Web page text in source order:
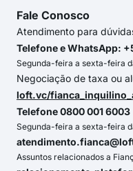
Fale Conosco
Atendimento para
Telefone e WhatsApp:
Segunda-feira a sexta-feira
Negociação de taxa ou
loft.vc/
Telefone 0800 001 6003
Segunda-feira a sexta-feira
Assuntos relacionados a